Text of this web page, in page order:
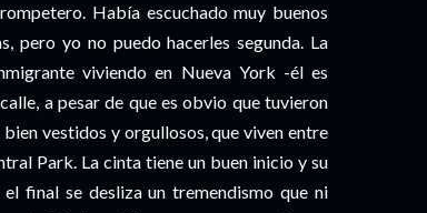
Había escuchado muy buenos
pero yo no puedo hacerles segunda. La
viviendo en Nueva York -él es
a pesar de que es obvio que tuvieron
vestidos y orgullosos, que viven entre
Park. La cinta tiene un buen inicio y su
final se desliza un tremendismo que ni